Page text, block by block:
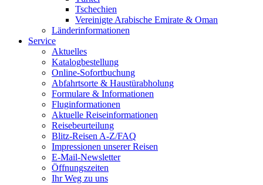
Tschechien
Vereinigte Arabische Emirate & Oman
Länderinformationen
Service
Aktuelles
Katalogbestellung
Online-Sofortbuchung
Abfahrtsorte & Haustürabholung
Formulare & Informationen
Fluginformationen
Aktuelle Reiseinformationen
Reisebeurteilung
Blitz-Reisen A-Z/FAQ
Impressionen unserer Reisen
E-Mail-Newsletter
Öffnungszeiten
Ihr Weg zu uns